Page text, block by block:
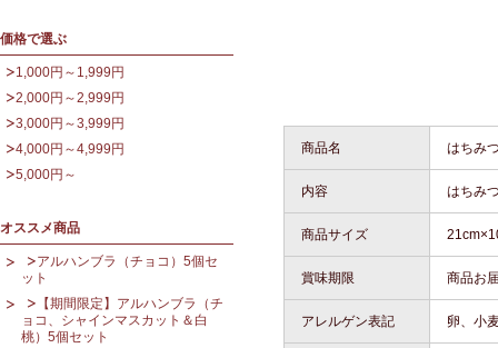
商品名 はちみ
内容 はちみ
商品サイズ
賞味期限 商品お
アレルゲン表記 卵、小
価格で選ぶ
1,000円～1,999円
2,000円～2,999円
3,000円～3,999円
4,000円～4,999円
5,000円～
オススメ商品
アルハンブラ（チョコ）5個セ
ット
【期間限定】アルハンブラ（チ
ョコ、シャインマスカット＆白
桃）5個セット